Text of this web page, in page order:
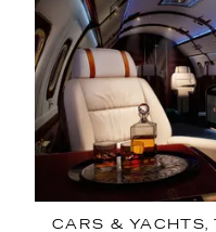
CARS & YACHTS ,